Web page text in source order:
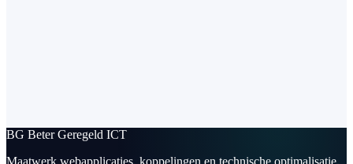
BG Beter Geregeld ICT
Maatwerk webapplicaties, koppelingen en technische optimalisatie.